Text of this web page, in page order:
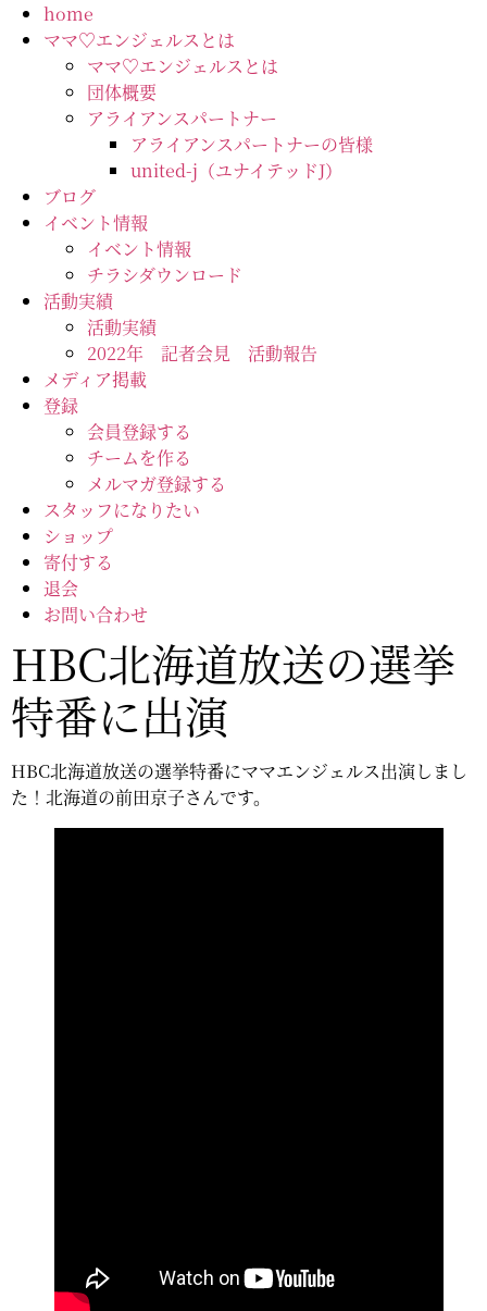
home
ママ♡エンジェルスとは
ママ♡エンジェルスとは
団体概要
アライアンスパートナー
アライアンスパートナーの皆様
united-j（ユナイテッドJ）
ブログ
イベント情報
イベント情報
チラシダウンロード
活動実績
活動実績
2022年 記者会見 活動報告
メディア掲載
登録
会員登録する
チームを作る
メルマガ登録する
スタッフになりたい
ショップ
寄付する
退会
お問い合わせ
HBC北海道放送の選挙
特番に出演
HBC北海道放送の選挙特番にママエンジェルス出演しまし
た！北海道の前田京子さんです。